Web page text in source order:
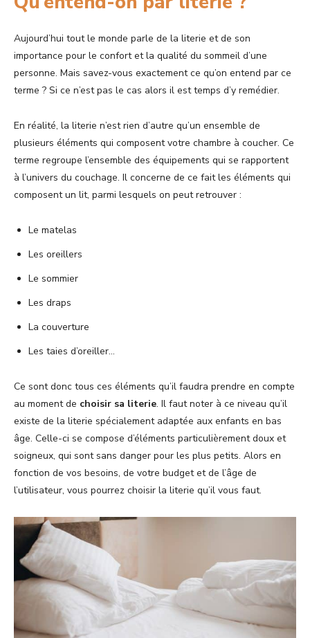
Aujourd’hui tout le monde parle de la literie et de son
importance pour le confort et la qualité du sommeil d’une
personne. Mais savez-vous exactement ce qu’on entend par ce
terme ? Si ce n’est pas le cas alors il est temps d’y remédier.
En réalité, la literie n’est rien d’autre qu’un ensemble de
plusieurs éléments qui composent votre chambre à coucher. Ce
terme regroupe l’ensemble des équipements qui se rapportent
à l’univers du couchage. Il concerne de ce fait les éléments qui
composent un lit, parmi lesquels on peut retrouver :
Le matelas
Les oreillers
Le sommier
Les draps
La couverture
Les taies d’oreiller…
Ce sont donc tous ces éléments qu’il faudra prendre en compte
au moment de choisir sa literie. Il faut noter à ce niveau qu’il
existe de la literie spécialement adaptée aux enfants en bas
âge. Celle-ci se compose d’éléments particulièrement doux et
soigneux, qui sont sans danger pour les plus petits. Alors en
fonction de vos besoins, de votre budget et de l’âge de
l’utilisateur, vous pourrez choisir la literie qu’il vous faut.